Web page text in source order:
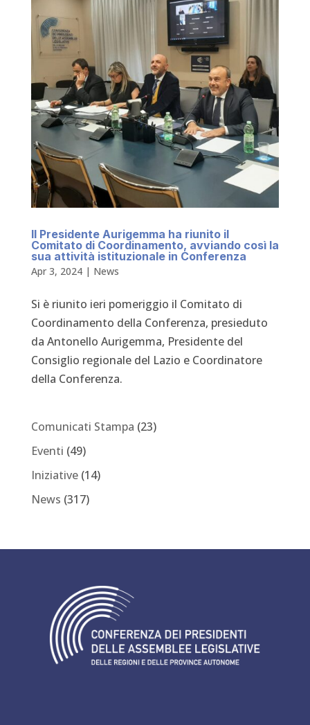
Il Presidente Aurigemma ha riunito il
Comitato di Coordinamento, avviando così la
sua attività istituzionale in Conferenza
Apr 3, 2024| News
Si è riunito ieri pomeriggio il Comitato di
Coordinamento della Conferenza, presieduto
da Antonello Aurigemma, Presidente del
Consiglio regionale del Lazio e Coordinatore
della Conferenza.
Comunicati Stampa (23)
Eventi (49)
Iniziative(14)
News (317)